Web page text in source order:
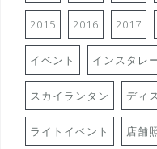
2015 2016 2017
イベント インスタレ
スカイランタン ディ
ライトイベント 店舗